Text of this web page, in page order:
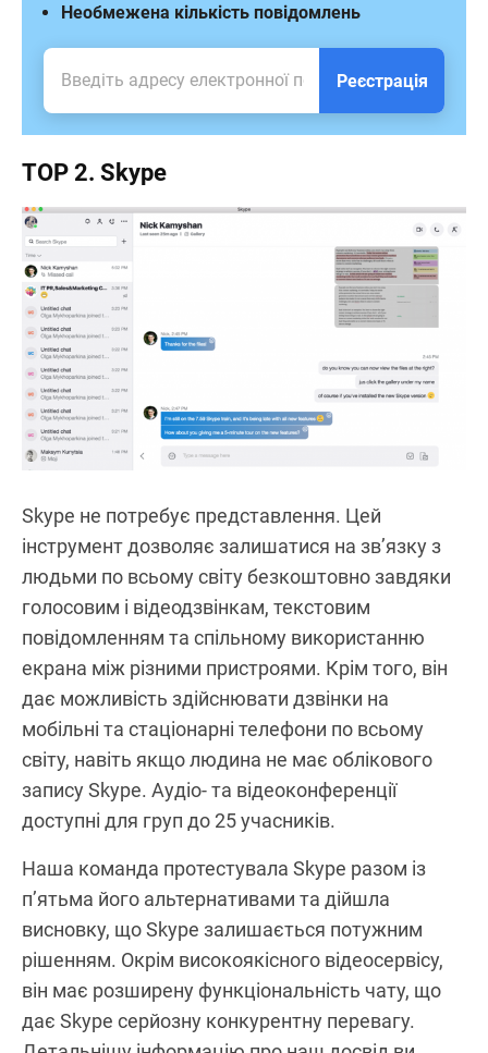
Необмежена кількість повідомлень
Реєстрація
TOP 2. Skype
Skype не потребує представлення. Цей
інструмент дозволяє залишатися на зв’язку з
людьми по всьому світу безкоштовно завдяки
голосовим і відеодзвінкам, текстовим
повідомленням та спільному використанню
екрана між різними пристроями. Крім того, він
дає можливість здійснювати дзвінки на
мобільні та стаціонарні телефони по всьому
світу, навіть якщо людина не має облікового
запису Skype. Аудіо- та відеоконференції
доступні для груп до 25 учасників.
Наша команда протестувала Skype разом із
п’ятьма його альтернативами та дійшла
висновку, що Skype залишається потужним
рішенням. Окрім високоякісного відеосервісу,
він має розширену функціональність чату, що
дає Skype серйозну конкурентну перевагу.